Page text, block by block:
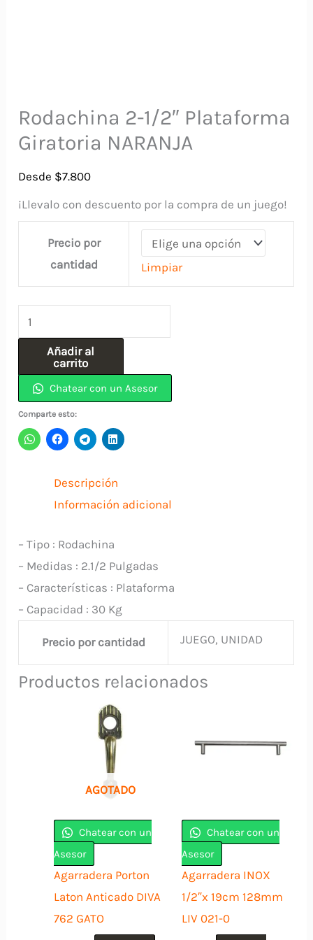
Rodachina 2-1/2″ Plataforma
Giratoria NARANJA
Desde $7.800
¡Llevalo con descuento por la compra de un juego!
Precio por
cantidad
Limpiar
2-
Plataforma
Giratoria
NARANJA
cantidad
Añadir al
carrito
Chatear con un Asesor
Comparte esto:
Descripción
Información adicional
– Tipo : Rodachina
– Medidas : 2.1/2 Pulgadas
– Características : Plataforma
– Capacidad : 30 Kg
Precio por cantidad JUEGO, UNIDAD
Productos relacionados
AGOTADO
Chatear con un
Asesor
Agarradera Porton
Laton Anticado DIVA
762 GATO
Chatear con un
Asesor
Agarradera INOX
1/2″x 19cm 128mm
LIV 021-0